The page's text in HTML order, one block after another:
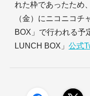
れた枠であったため
（金）にニコニコチ
BOX」で行われる予
LUNCH BOX」 公式